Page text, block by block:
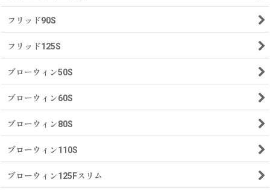
フリッド90S
フリッド125S
ブローウィン50S
ブローウィン60S
ブローウィン80S
ブローウィン110S
ブローウィン125Fスリム